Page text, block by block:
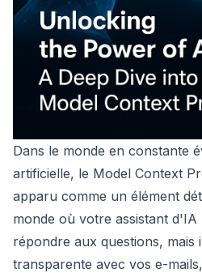
Dans le monde en constante
artificielle, le Model Context
apparu comme un élément
monde où votre assistant d'IA
répondre aux questions, mais
transparente avec vos e-